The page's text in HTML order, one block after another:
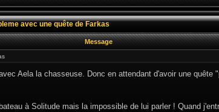
avec une quête de Farkas
Message
Aela la chasseuse. Donc en attendant d'avoir une quête
à Solitude mais la impossible de lui parler ! Quand